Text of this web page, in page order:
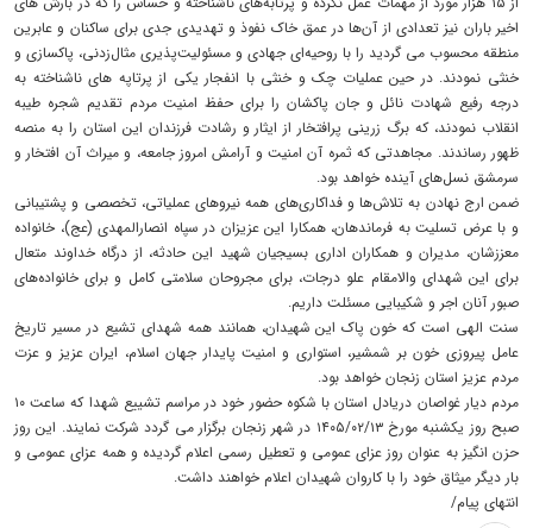
اخیر باران نیز تعدادی از آن‌ها در عمق خاک نفوذ و تهدیدی جدی برای ساکنان و عابرین
منطقه محسوب می‌ گردید را با روحیه‌ای جهادی و مسئولیت‌پذیری مثال‌زدنی، پاکسازی و
خنثی نمودند. در حین عملیات چک و خنثی با انفجار یکی از پرتاپه های ناشناخته به
درجه رفیع شهادت نائل و جان پاکشان را برای حفظ امنیت مردم تقدیم شجره طیبه
انقلاب نمودند، که برگ زرینی پرافتخار از ایثار و رشادت فرزندان این استان را به منصه
ظهور رساندند. مجاهدتی که ثمره آن امنیت و آرامش امروز جامعه، و میراث آن افتخار و
سرمشق نسل‌های آینده خواهد بود.
ضمن ارج نهادن به تلاش‌ها و فداکاری‌های همه نیروهای عملیاتی، تخصصی و پشتیبانی
و با عرض تسلیت به فرماندهان، همکارا این عزیزان در سپاه انصارالمهدی (عج)، خانواده
معززشان، مدیران و همکاران اداری بسیجیان شهید این حادثه، از درگاه خداوند متعال
برای این شهدای والامقام علو درجات، برای مجروحان سلامتی کامل و برای خانواده‌های
صبور آنان اجر و شکیبایی مسئلت داریم.
سنت الهی است که خون پاک این شهیدان، همانند همه شهدای تشیع در مسیر تاریخ
عامل پیروزی خون بر شمشیر، استواری و امنیت پایدار جهان اسلام، ایران عزیز و عزت
مردم عزیز استان زنجان خواهد بود.
مردم دیار غواصان دریادل استان با شکوه حضور خود در مراسم تشییع شهدا که ساعت ۱۰
صبح روز یکشنبه مورخ ۱۴۰۵/۰۲/۱۳ در شهر زنجان برگزار می گردد شرکت نمایند. این روز
حزن انگیز به عنوان روز عزای عمومی و تعطیل رسمی اعلام گردیده و همه عزای عمومی و
بار دیگر میثاق خود را با کاروان شهیدان اعلام خواهند داشت.
انتهای پیام/